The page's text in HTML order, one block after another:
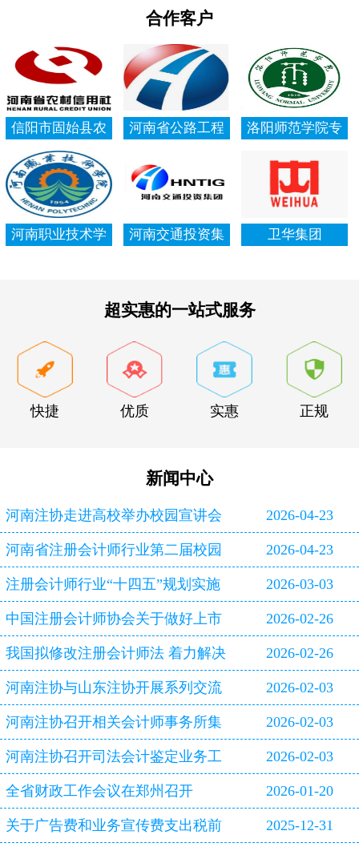
合作客户
信阳市固始县农
村信用社资产清
查审计
河南省公路工程
洛阳师范学院专
河南职业技术学
河南交通投资集
卫华集团
超实惠的一站式服务
快捷 优质 实惠 正规
新闻中心
河南注协走进高校举办校园宣讲会 2026-04-23
河南省注册会计师行业第二届校园
双选会即将启幕
2026-04-23
注册会计师行业“十四五”规划实施
评估报告
2026-03-03
中国注册会计师协会关于做好上市
公司2025年年报审计工作的通知
2026-02-26
我国拟修改注册会计师法 着力解决
审计造假等行业突出问题
2026-02-26
河南注协与山东注协开展系列交流
活动
2026-02-03
河南注协召开相关会计师事务所集
体约谈会
2026-02-03
河南注协召开司法会计鉴定业务工
作专题研讨会
2026-02-03
全省财政工作会议在郑州召开 2026-01-20
关于广告费和业务宣传费支出税前 2025-12-31